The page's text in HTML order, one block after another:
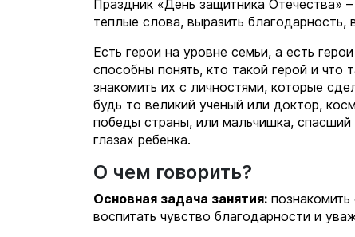
Праздник «День защитника Отечества»
теплые слова, выразить
Есть герои на уровне семьи, а есть
способны понять, кто такой герой и
знакомить их с личностями, которые
будь то великий ученый или доктор,
победы страны, или мальчишка,
глазах ребенка.
О чем говорить?
Основная задача занятия:
воспитать чувство благодарности и